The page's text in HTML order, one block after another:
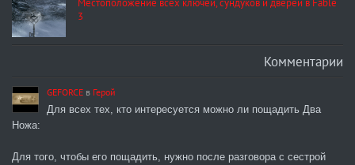
Местоположение всех ключей, сундуков и дверей в Fable
3
Комментарии
GEFORCE в Герой
Для всех тех, кто интересуется можно ли пощадить Два
Ножа:
Для того, чтобы его пощадить, нужно после разговора с сестрой